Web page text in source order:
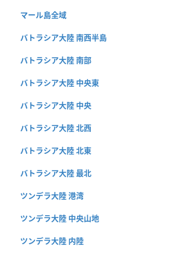
マール島全域
バトラシア大陸 南西半島
バトラシア大陸 南部
バトラシア大陸 中央東
バトラシア大陸 中央
バトラシア大陸 北西
バトラシア大陸 北東
バトラシア大陸 最北
ツンデラ大陸 港湾
ツンデラ大陸 中央山地
ツンデラ大陸 内陸